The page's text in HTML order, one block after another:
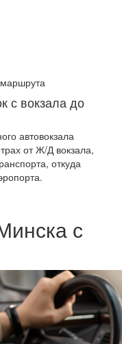
с вокзала до
автовокзала
от Ж/Д вокзала,
откуда
с